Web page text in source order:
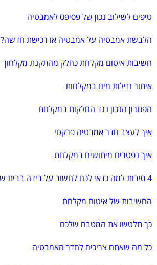
טיפים לשילוב נכון של פסיפס לאמבטיה
הלבשת אמבטיה על אמבטיה או רכישת חדשה?
חשיבות איטום מקלחת כחלק מהתקנת מקלחון
איתור נזילות מים במקלחות
הפתרון הנכון נגד החלקות במקלחת
איך לעצב חדר אמבטיה פרקטי
איך נפטרים מיתושים במקלחת
4 סיבות למה כדאי לכם לחשוב על בידה בבית שלכם
החשיבות של איטום מקלחת
כך תלטשו את המטבח שלכם
כל מה שאתם צריכים לחדר האמבטיה